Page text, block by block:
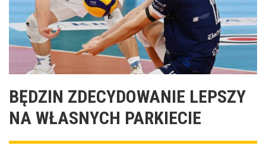
BĘDZIN ZDECYDOWANIE LEPSZY
NA WŁASNYCH PARKIECIE